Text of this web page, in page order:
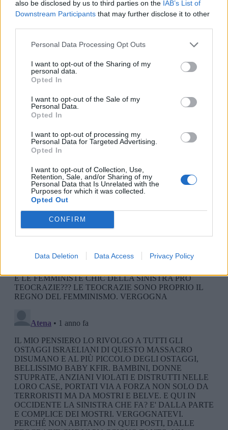
also be disclosed by us to third parties on the IAB’s List of
Downstream Participants that may further disclose it to other
Personal Data Processing Opt Outs
I want to opt-out of the Sharing of my
personal data.
Opted In
I want to opt-out of the Sale of my
Personal Data.
Opted In
I want to opt-out of processing my
Personal Data for Targeted Advertising.
Opted In
I want to opt-out of Collection, Use,
Retention, Sale, and/or Sharing of my
Personal Data that Is Unrelated with the
Purposes for which it was collected.
Opted Out
CONFIRM
Data Deletion Data Access Privacy Policy